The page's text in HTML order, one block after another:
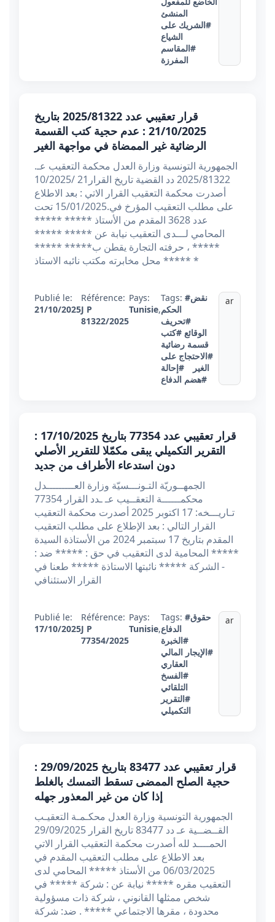
المنشئ
#الشريك على
الشياع
#المقاسم
المفرزة
قرار تعقيبي عدد 2025/81322 بتاريخ
21/10/2025 : عدم حجية كتب القسمة
الرضائية غير الممضاة في مواجهة الغير
الجمهورية التونسية وزارة العدل محكمة التعقيب عـ.
2025/81322 دد القضية تاريخ القرار21 /10/2025
أصدرت محكمة التعقيب القرار الاتي : بعد الاطلاع
على مطلب التعقيب المؤرخ في.15/01/2025 تحت
عدد 3628 المقدم من الأستاذ ***** *****
المحامي لـــدى التعقيب نيابة عن ***** *****
***** ، حرفته التجارة يقطن ب***** *****
***** محل مخابرته مكتب نائبه الاستاذ *
Publié le:
21/10/2025
Référence:
J P
81322/2025
Pays:
Tunisie,
Tags: #نقض
الحكم
#تحريف
الوقائع #كتب
قسمة رضائية
#الاحتجاج على
الغير
#إحالة
#هضم الدفاع
ar
قرار تعقيبي عدد 77354 بتاريخ 17/10/2025 :
التقرير التكميلي يبقى مكمّلا للتقرير الأصلي
دون استدعاء الأطراف من جديد
الجمهــوريّة التـونـــسيّة وزارة العـــــــــدل
محكمــــــة التعقــيب عـ ـدد القرار 77354
تـاريـــخه: 17 اكتوبر 2025 أصدرت محكمة التعقيب
القرار التالي : بعد الإطلاع على مطلب التعقيب
المقدم بتاريخ 17 سبتمبر 2024 من الأستاذة السيدة
***** المحامية لدى التعقيب في حق : ***** ضد :
- الشركة ***** نائبتها الاستاذة ***** طعنا في
القرار الاستئنافي
Publié le:
17/10/2025
Référence:
J P
77354/2025
Pays:
Tunisie,
Tags: #حقوق
الدفاع
#الخبرة
#الإيجار المالي
العقاري
#الفسخ
التلقائي
#التقرير
التكميلي
ar
قرار تعقيبي عدد 83477 بتاريخ 29/09/2025 :
حجية الصلح الممضى تسقط التمسك بالغلط
إذا كان من غير المعذور جهله
الجمهورية التونسية وزارة العدل محكـمـة التعقيـب
القــضــية عـ دد 83477 تاريخ القرار 29/09/2025
الحمــــد لله أصدرت محكمة التعقيب القرار الاتي
بعد الاطلاع على مطلب التعقيب المقدم في
06/03/2025 من الأستاذ ***** المحامي لدى
التعقيب مقره ***** نيابة عن : شركة ***** في
شخص ممثلها القانوني ، شركة ذات مسؤولية
محدودة ، مقرها الاجتماعي ***** . ضد: شركة